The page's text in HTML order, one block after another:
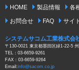
HOME
製品情報 各
お問合せ
FAQ サイ
システムサコム工業株式会
〒130-0021 東京都墨田区緑1-22-5
TEL：03-6659-9261
FAX：03-6659-9264
Email:info@sacom.co.jp